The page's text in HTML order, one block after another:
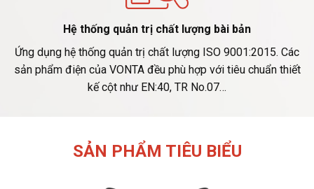
Hệ thống quản trị chất lượng bài bản
Ứng dụng hệ thống quản trị chất lượng ISO 9001:2015. Các
sản phẩm điện của VONTA đều phù hợp với tiêu chuẩn thiết
kế cột như EN:40, TR No.07…
SẢN PHẨM TIÊU BIỂU